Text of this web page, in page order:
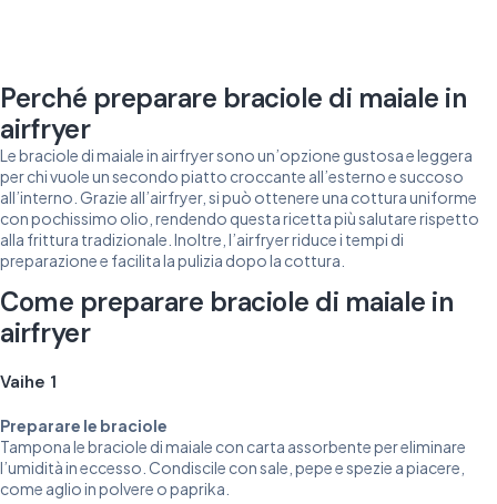
Perché preparare braciole di maiale in
airfryer
Le braciole di maiale in airfryer sono un’opzione gustosa e leggera
per chi vuole un secondo piatto croccante all’esterno e succoso
all’interno. Grazie all’airfryer, si può ottenere una cottura uniforme
con pochissimo olio, rendendo questa ricetta più salutare rispetto
alla frittura tradizionale. Inoltre, l’airfryer riduce i tempi di
preparazione e facilita la pulizia dopo la cottura.
Come preparare braciole di maiale in
airfryer
Vaihe 1
Preparare le braciole
Tampona le braciole di maiale con carta assorbente per eliminare
l’umidità in eccesso. Condiscile con sale, pepe e spezie a piacere,
come aglio in polvere o paprika.